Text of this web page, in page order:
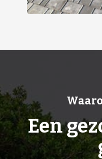
Een